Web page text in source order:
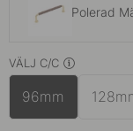
Polerad
VÄLJ C/C
96mm